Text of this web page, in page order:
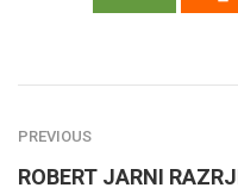
PREVIOUS
ROBERT JARNI